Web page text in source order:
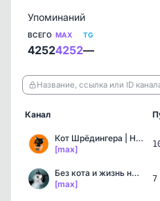
Упоминаний
ВСЕГО
4252
MAX
4252
TG
—
Название, ссылка или ID
Канал
Кот Шрёдингера | Наука и…
[max]
Без кота и жизнь не та
[max]
7